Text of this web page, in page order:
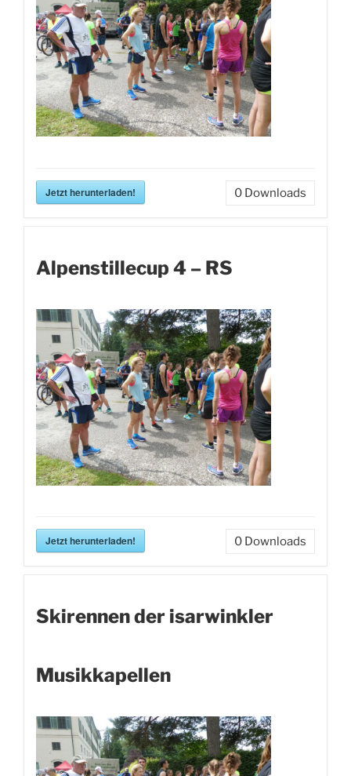
Jetzt herunterladen! 0 Downloads
Alpenstillecup 4 – RS
Jetzt herunterladen! 0 Downloads
Skirennen der isarwinkler
Musikkapellen